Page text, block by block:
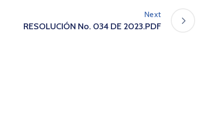
Next
RESOLUCIÓN No. 034 DE 2023.PDF